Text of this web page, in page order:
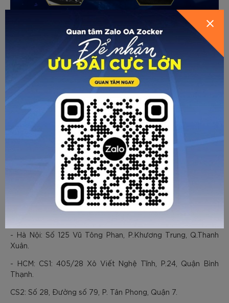
Nổi tiếng với chế độ chăm sóc khách hàng cực tốt, Zocker
vẫn thực hiện chính sách giao hàng 2 đôi để khách hàng
chọn đôi giày ưng ý, được thử giày vô cùng tiện lợi ngay tại
Tóm lại, với những ưu điểm vượt trội và mức giá 6xx vô
cùng hợp lý, cùng chế độ bảo hành lên tới 4 tháng,
Zocker Winner E chắc chắn sẽ trở thành “Ngôi sao mới”
phân khúc giày tầm trung năm nay.
ZOCKER - THỂ THAO TẠO NÊN SỨC
☎ Hotline: 096 905 7088
- Hà Nội: Số 125 Vũ Tông Phan, P.Khương Trung, Q.Thanh
Xuân.
- HCM: CS1: 405/28 Xô Viết Nghệ Tĩnh, P.24, Quận Bình
Thạnh.
CS2: Số 28, Đường số 79, P. Tân Phong, Quận 7.